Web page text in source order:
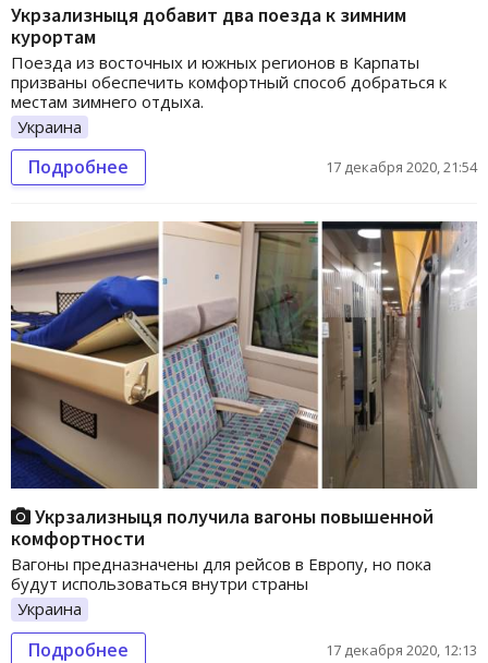
Укрзализныця добавит два поезда к зимним
курортам
Поезда из восточных и южных регионов в Карпаты
призваны обеспечить комфортный способ добраться к
местам зимнего отдыха.
Украина
Подробнее 17 декабря 2020, 21:54
Укрзализныця получила вагоны повышенной
комфортности
Вагоны предназначены для рейсов в Европу, но пока
будут использоваться внутри страны
Украина
Подробнее 17 декабря 2020, 12:13